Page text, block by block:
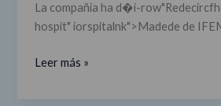
La compañía ha d�í-
hospit" iorspitalnk">Madede de
de
IFEMA
Leer más »